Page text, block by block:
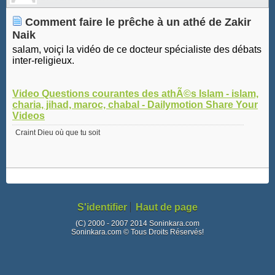
Comment faire le prêche à un athé de Zakir
Naik
salam, voiçi la vidéo de ce docteur spécialiste des débats
inter-religieux.
Video Questions courantes des athÃ©s Islam - islam,
charia, jihad, maroc, chabal - Dailymotion Share Your
Videos
Craint Dieu où que tu soit
S'identifier Haut de page
(C) 2000 - 2007 2014 Soninkara.com
Soninkara.com © Tous Droits Réservés!